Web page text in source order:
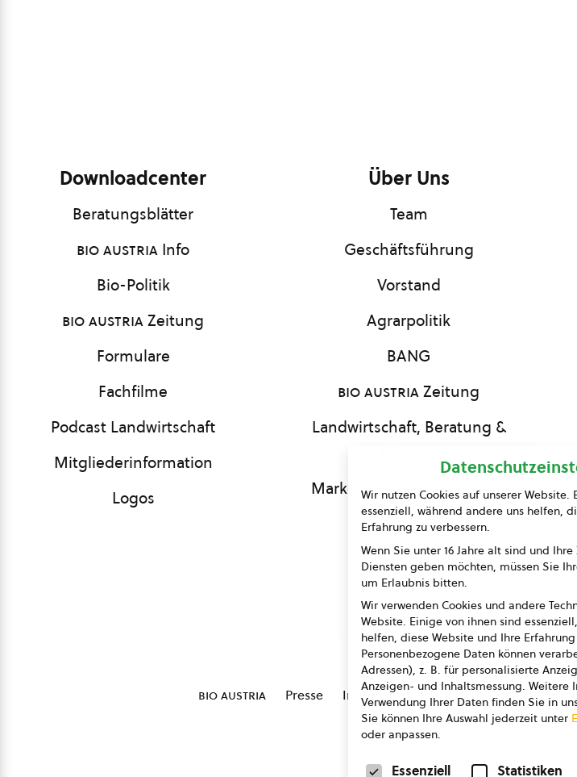
Downloadcenter
Beratungsblätter
bio austria Info
Bio-Politik
bio austriaZeitung
Formulare
Fachfilme
Podcast Landwirtschaft
Mitgliederinformation
Logos
Über Uns
Team
Geschäftsführung
Vorstand
Agrarpolitik
BANG
bio austriaZeitung
Landwirtschaft, Beratung &
Marketing und Information
Presse
Kontakt
bio austria Presse Impressum Datenschutz AGB
Wir nutzen Cookies auf unserer Website.
essenziell, während andere uns helfen,
Erfahrung zu verbessern.
Wenn Sie unter 16 Jahre alt sind und
Diensten geben möchten, müssen Sie
um Erlaubnis bitten.
Wir verwenden Cookies und andere
Website. Einige von ihnen sind
helfen, diese Website und Ihre
Personenbezogene Daten können
Adressen), z. B. für personalisierte
Anzeigen- und Inhaltsmessung. Weitere
Verwendung Ihrer Daten finden Sie in
Sie können Ihre Auswahl jederzeit unter
oder anpassen.
Datenschutzeinstellungen
Essenziell Statistiken